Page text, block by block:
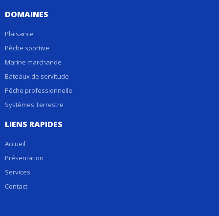
DOMAINES
Plaisance
Pêche sportive
Marine marchande
Bateaux de servitude
Pêche professionnelle
Systèmes Terrestre
LIENS RAPIDES
Accueil
Présentation
Services
Contact